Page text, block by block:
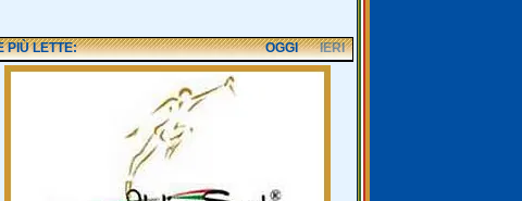
PIÙ LETTE: IERI
OGGI